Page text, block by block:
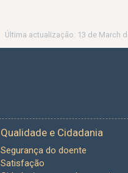
Última actualização: 13 de March
Qualidade e Cidadania
Segurança do doente
Satisfação